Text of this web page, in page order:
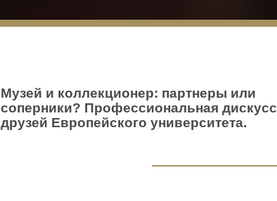
Музей и коллекционер: партнеры или
соперники? Профессиональная
друзей Европейского университета.